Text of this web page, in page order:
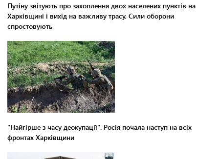
Путіну звітують про захоплення двох населених пунктів на
Харківщині і вихід на важливу трасу, Сили оборони
спростовують
"Найгірше з часу деокупації". Росія почала наступ на всіх
фронтах Харківщини